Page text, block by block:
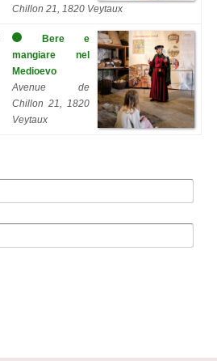
Chillon 21, 1820 Veytaux
Bere e
mangiare nel
Medioevo
Avenue de
Chillon 21, 1820
Veytaux